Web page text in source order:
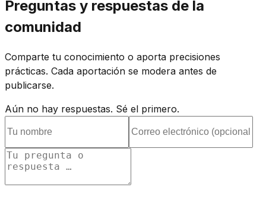
Preguntas y respuestas de la
comunidad
Comparte tu conocimiento o aporta precisiones
prácticas. Cada aportación se modera antes de
publicarse.
Aún no hay respuestas. Sé el primero.